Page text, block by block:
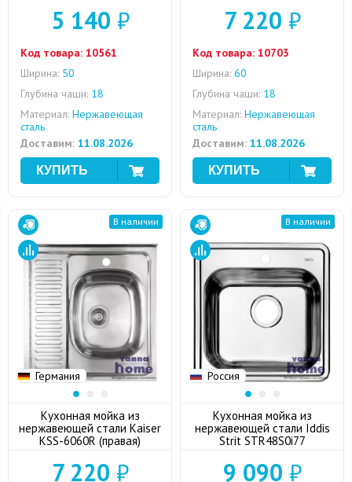
5 140 ₽
Код товара: 10561
Ширина: 50
Глубина чаши: 18
Материал: Нержавеющая
сталь
Доставим: 11.08.2026
7 220 ₽
Код товара: 10703
Ширина: 60
Глубина чаши: 18
Материал: Нержавеющая
сталь
Доставим: 11.08.2026
Германия
В наличии
Кухонная мойка из
нержавеющей стали Kaiser
KSS-6060R (правая)
7 220 ₽
Россия
В наличии
Кухонная мойка из
нержавеющей стали Iddis
Strit STR48S0i77
9 090 ₽